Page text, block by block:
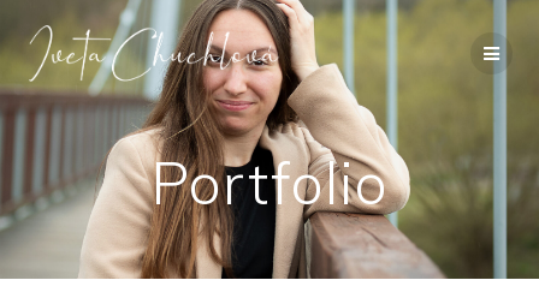
Přeskočit
na
obsah
Portfolio